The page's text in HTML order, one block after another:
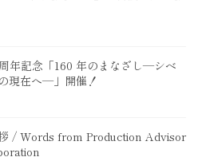
年記念「160 年のまなざし—シベ
現在へ―」開催！
/ Words from Production Advisor